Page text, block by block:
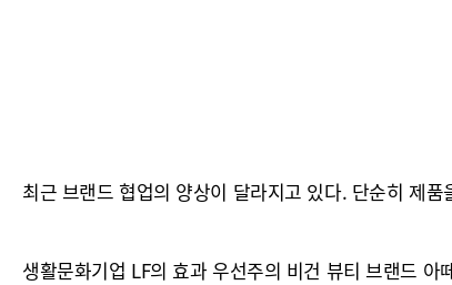
최근 브랜드 협업의 양상이 달라지고 있다. 단순히 제
생활문화기업 LF의 효과 우선주의 비건 뷰티 브랜드